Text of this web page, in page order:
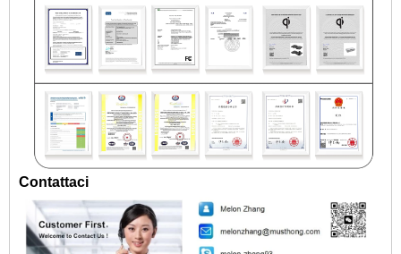
Contattaci